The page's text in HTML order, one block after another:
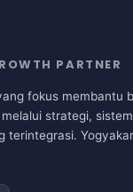
PARTNER
fokus membantu
strategi, sistem
terintegrasi.